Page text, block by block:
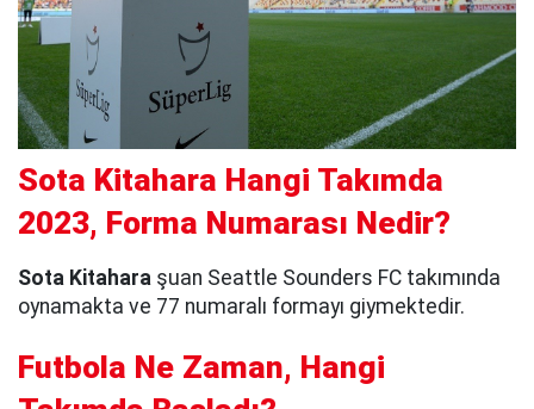
Sota Kitahara Hangi Takımda
2023, Forma Numarası Nedir?
Sota Kitahara şuan Seattle Sounders FC takımında
oynamakta ve 77 numaralı formayı giymektedir.
Futbola Ne Zaman, Hangi